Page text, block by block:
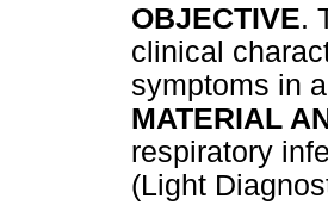
OBJECTIVE.
clinical
symptoms in
MATERIAL
respiratory
(Light